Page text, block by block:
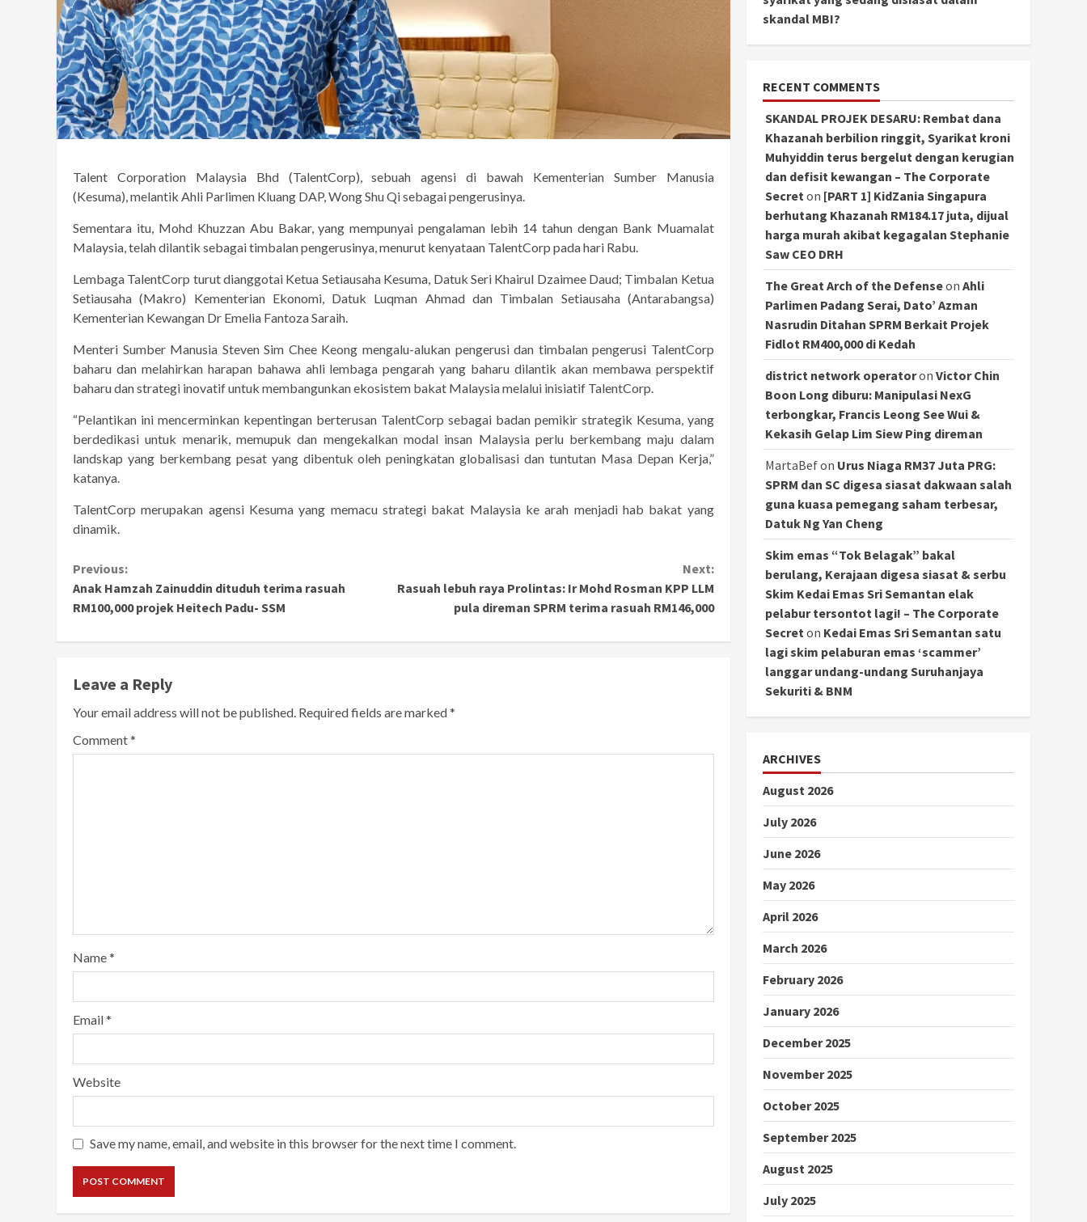
Talent Corporation Malaysia Bhd (TalentCorp), sebuah agensi di bawah Kementerian Sumber Manusia
(Kesuma), melantik Ahli Parlimen Kluang DAP, Wong Shu Qi sebagai pengerusinya.
Sementara itu, Mohd Khuzzan Abu Bakar, yang mempunyai pengalaman lebih 14 tahun dengan Bank Muamalat
Malaysia, telah dilantik sebagai timbalan pengerusinya, menurut kenyataan TalentCorp pada hari Rabu.
Lembaga TalentCorp turut dianggotai Ketua Setiausaha Kesuma, Datuk Seri Khairul Dzaimee Daud; Timbalan Ketua
Setiausaha (Makro) Kementerian Ekonomi, Datuk Luqman Ahmad dan Timbalan Setiausaha (Antarabangsa)
Kementerian Kewangan Dr Emelia Fantoza Saraih.
Menteri Sumber Manusia Steven Sim Chee Keong mengalu-alukan pengerusi dan timbalan pengerusi TalentCorp
baharu dan melahirkan harapan bahawa ahli lembaga pengarah yang baharu dilantik akan membawa perspektif
baharu dan strategi inovatif untuk membangunkan ekosistem bakat Malaysia melalui inisiatif TalentCorp.
“Pelantikan ini mencerminkan kepentingan berterusan TalentCorp sebagai badan pemikir strategik Kesuma, yang
berdedikasi untuk menarik, memupuk dan mengekalkan modal insan Malaysia perlu berkembang maju dalam
landskap yang berkembang pesat yang dibentuk oleh peningkatan globalisasi dan tuntutan Masa Depan Kerja,”
katanya.
TalentCorp merupakan agensi Kesuma yang memacu strategi bakat Malaysia ke arah menjadi hab bakat yang
dinamik.
Continue
Reading
Previous:
Anak Hamzah Zainuddin dituduh terima rasuah
RM100,000 projek Heitech Padu- SSM
Next:
Rasuah lebuh raya Prolintas: Ir Mohd Rosman KPP LLM
pula direman SPRM terima rasuah RM146,000
Leave a Reply
Your email address will not be published. Required fields are marked*
Comment*
Name*
Email*
Website
Save my name, email, and website in this browser for the next time I comment.
skandal MBI?
RECENT COMMENTS
SKANDAL PROJEK DESARU: Rembat dana
Khazanah berbilion ringgit, Syarikat kroni
Muhyiddin terus bergelut dengan kerugian
dan defisit kewangan – The Corporate
Secret on [PART 1] KidZania Singapura
berhutang Khazanah RM184.17 juta, dijual
harga murah akibat kegagalan Stephanie
Saw CEO DRH
The Great Arch of the Defenseon Ahli
Parlimen Padang Serai, Dato’ Azman
Nasrudin Ditahan SPRM Berkait Projek
Fidlot RM400,000 di Kedah
district network operatoron Victor Chin
Boon Long diburu: Manipulasi NexG
terbongkar, Francis Leong See Wui &
Kekasih Gelap Lim Siew Ping direman
MartaBefon Urus Niaga RM37 Juta PRG:
SPRM dan SC digesa siasat dakwaan salah
guna kuasa pemegang saham terbesar,
Datuk Ng Yan Cheng
Skim emas “Tok Belagak” bakal
berulang, Kerajaan digesa siasat & serbu
Skim Kedai Emas Sri Semantan elak
pelabur tersontot lagi! – The Corporate
Secret on Kedai Emas Sri Semantan satu
lagi skim pelaburan emas ‘scammer’
langgar undang-undang Suruhanjaya
Sekuriti & BNM
ARCHIVES
August 2026
July 2026
June 2026
May 2026
April 2026
March 2026
February 2026
January 2026
December 2025
November 2025
October 2025
September 2025
August 2025
July 2025